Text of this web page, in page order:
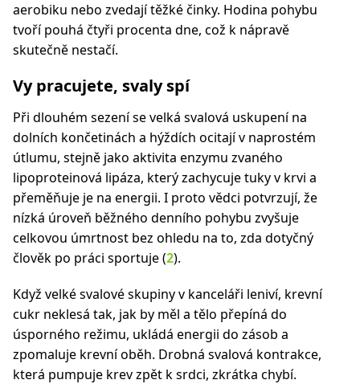
aerobiku nebo zvedají těžké činky. Hodina pohybu
tvoří pouhá čtyři procenta dne, což k nápravě
skutečně nestačí.
Vy pracujete, svaly spí
Při dlouhém sezení se velká svalová uskupení na
dolních končetinách a hýždích ocitají v naprostém
útlumu, stejně jako aktivita enzymu zvaného
lipoproteinová lipáza, který zachycuje tuky v krvi a
přeměňuje je na energii. I proto vědci potvrzují, že
nízká úroveň běžného denního pohybu zvyšuje
celkovou úmrtnost bez ohledu na to, zda dotyčný
člověk po práci sportuje (2).
Když velké svalové skupiny v kanceláři leniví, krevní
cukr neklesá tak, jak by měl a tělo přepíná do
úsporného režimu, ukládá energii do zásob a
zpomaluje krevní oběh. Drobná svalová kontrakce,
která pumpuje krev zpět k srdci, zkrátka chybí.